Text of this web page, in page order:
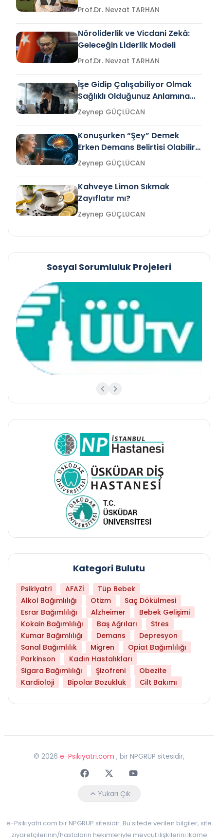
Prof.Dr. Nevzat TARHAN
Nöroliderlik ve Vicdani Zekâ:
Geleceğin Liderlik Modeli
Prof.Dr. Nevzat TARHAN
İşe Gidip Çalışabiliyor Olmak
Sağlıklı Olduğunuz Anlamına
Gelir mi?Zeynep GÜÇLÜCAN
Konuşurken “Şey” Demek
Erken Demans Belirtisi Olabilir
mi?
Zeynep GÜÇLÜCAN
Kahveye Limon Sıkmak
Zayıflatır mı?
Zeynep GÜÇLÜCAN
Sosyal Sorumluluk Projeleri
Kategori Bulutu
Psikiyatri AFAZİ
Tüp Bebek
Alkol Bağımlılığı
Otizm
Saç Dökülmesi
Esrar Bağımlılığı
Alzheimer
Bebek Gelişimi
Kokain Bağımlılığı
Baş Ağrıları
Stres
Kumar Bağımlılığı
Demans
Depresyon
Sanal Bağımlılık
Migren
Opiat Bağımlılığı
Parkinson
Kadın Hastalıkları
Sigara Bağımlılığı
Şizofreni
Obezite
Kardioloji
Bipolar Bozukluk Cilt Bakımı
© 2026 e-Psikiyatri.com , bir NPGRUP sitesidir,
FaceebokTwitterYoutube
Yukarı Çık
e-Psikiyatri.com bir NPGRUP sitesidir. Bu sitede verilen bilgiler, site
ziyaretçilerinin/hastaların hekimleriyle mevcut ilişkilerini ikame